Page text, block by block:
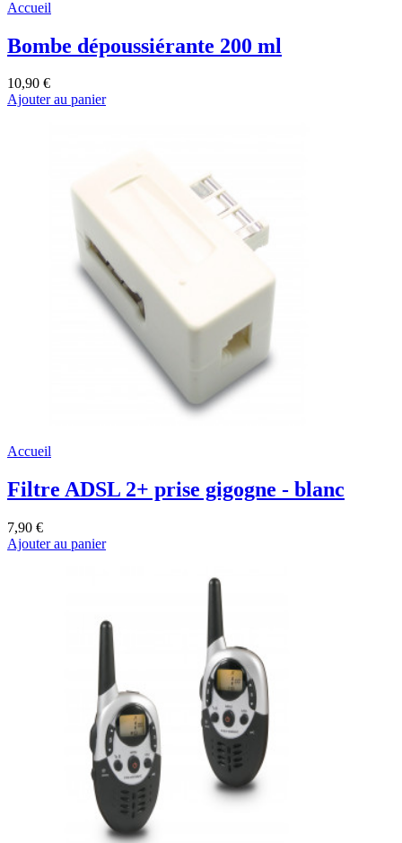
Accueil
Bombe dépoussiérante 200 ml
10,90 €
Ajouter au panier
Accueil
Filtre ADSL 2+ prise gigogne - blanc
7,90 €
Ajouter au panier